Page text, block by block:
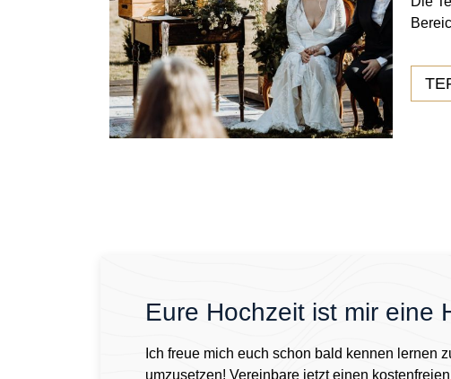
Eure Hochzeit ist mir eine
Ich freue mich euch schon bald kennen lernen
umzusetzen! Vereinbare jetzt einen